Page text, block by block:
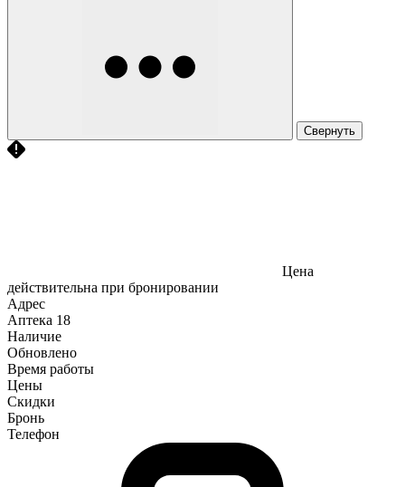
Свернуть
Цена
действительна при бронировании
Адрес
Аптека 18
Наличие
Обновлено
Время работы
Цены
Скидки
Бронь
Телефон